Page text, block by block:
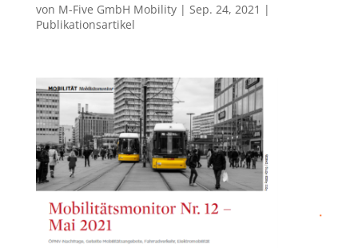
von M-Five GmbH Mobility| Sep. 24, 2021 |
Publikationsartikel